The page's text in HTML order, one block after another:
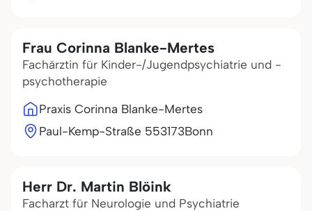
Frau Corinna Blanke-Mertes
Fachärztin für Kinder-/Jugendpsychiatrie und -
psychotherapie
Praxis Corinna Blanke-Mertes
Paul-Kemp-Straße 553173Bonn
Herr Dr. Martin Blöink
Facharzt für Neurologie und Psychiatrie